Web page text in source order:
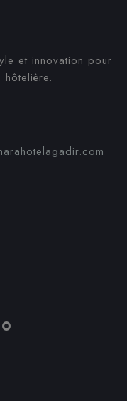
et innovation pour
hôtelière.